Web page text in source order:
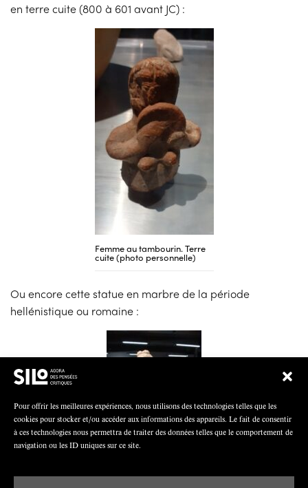
Pour offrir les meilleures expériences, nous utilisons des technologies telles que les
cookies pour stocker et/ou accéder aux informations des appareils. Le fait de consentir
à ces technologies nous permettra de traiter des données telles que le comportement de
navigation ou les ID uniques sur ce site.
en terre cuite (800 à 601 avant JC) :
Femme au tambourin. Terre
cuite (photo personnelle)
Ou encore cette statue en marbre de la période
hellénistique ou romaine :